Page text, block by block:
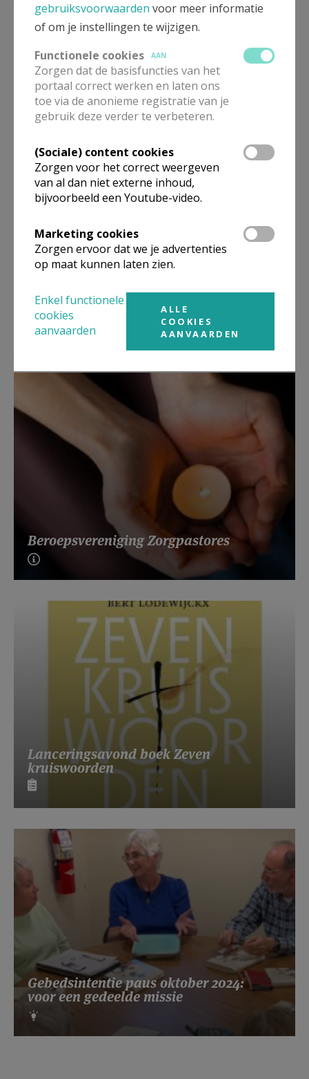
ontvangen?
vul hetmeldingsformulier
in op de website van
Kerk & leven
Geestig
kerknieuws.JPG
Beroepsvereniging Zorgpastores
Lanceringsavond boek Zeven
kruiswoorden
Gebedsintentie paus oktober 2024:
voor een gedeelde missie
gebruiksvoorwaarden voor meer informatie
of om je instellingen te wijzigen.
Functionele cookies
AAN
Zorgen dat de basisfuncties van het
portaal correct werken en laten ons
toe via de anonieme registratie van je
gebruik deze verder te verbeteren.
(Sociale) content cookies
Zorgen voor het correct weergeven
van al dan niet externe inhoud,
bijvoorbeeld een Youtube-video.
Marketing cookies
Zorgen ervoor dat we je advertenties
op maat kunnen laten zien.
Enkel functionele
cookies
aanvaarden
ALLE
COOKIES
AANVAARDEN